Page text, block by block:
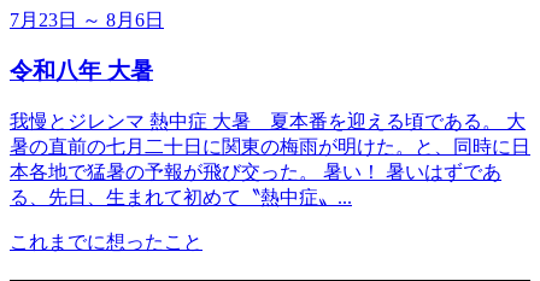
7月23日 ～ 8月6日
令和八年 大暑
我慢とジレンマ 熱中症 大暑＿夏本番を迎える頃である。 大
暑の直前の七月二十日に関東の梅雨が明けた。と、同時に日
本各地で猛暑の予報が飛び交った。 暑い！ 暑いはずであ
る、先日、生まれて初めて〝熱中症〟...
これまでに想ったこと